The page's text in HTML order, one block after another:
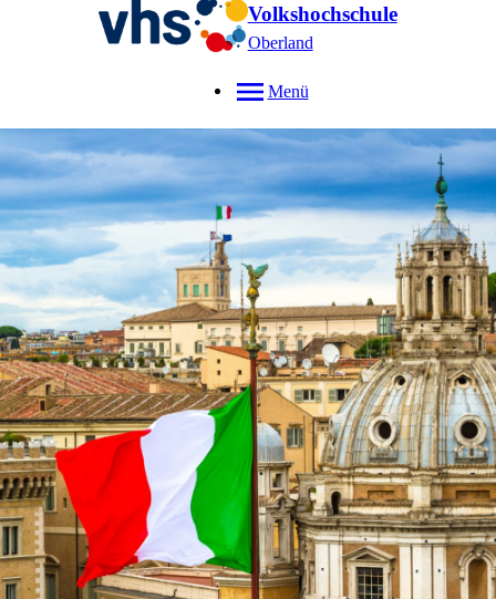
Volkshochschule
Oberland
Menü